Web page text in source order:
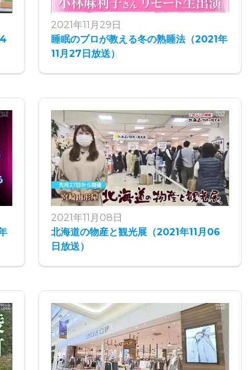
2021年11月29日
睡眠のプロが教える冬の熟睡法（2021年
11月27日放送）
2021年11月08日
北海道の物産と観光展（2021年11月06
日放送）